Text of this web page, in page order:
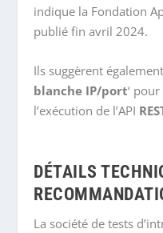
indique la Fondation
publié fin avril 2024.
Ils suggèrent
blanche IP/port‘
l’exécution de l’API
DÉTAILS
La société de tests